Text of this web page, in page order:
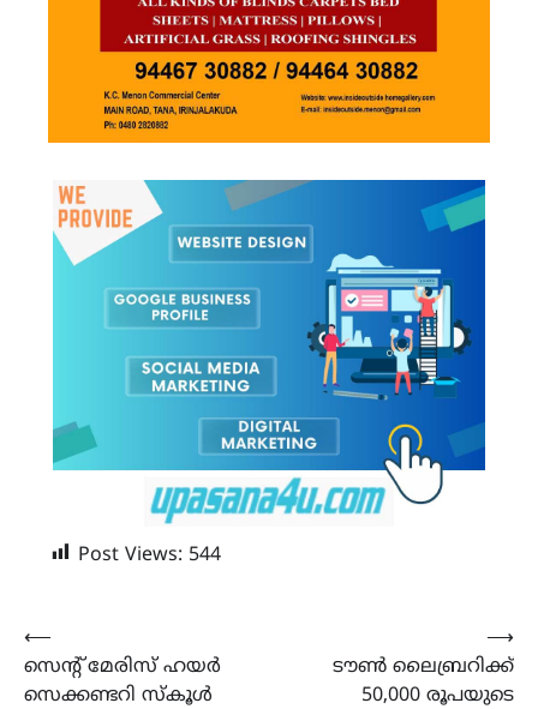
Post Views: 544
Post
navigation
⟵
സെന്റ് മേരിസ് ഹയർ
സെക്കണ്ടറി സ്കൂൾ
ടൗൺ ലൈബ്രറിക്ക്
50,000 രൂപയുടെ
⟶